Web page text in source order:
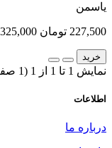
یاسمن
227,500 تومان 325,000 تومان
خرید
نمایش 1 تا 1 از 1 (1 صفحه)
اطلاعات
درباره ما